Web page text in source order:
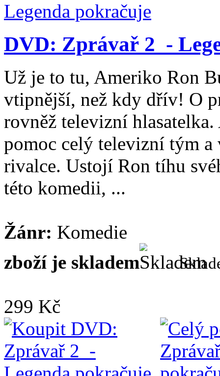
DVD: Zprávař 2 -
Už je to tu, Ameriko Ron
vtipnější, než kdy dřív! O
rovněž televizní hlasatelka.
pomoc celý televizní tým a
rivalce. Ustojí Ron tíhu
této komedii, ...
Žánr: Komedie
zboží je skladem
299 Kč